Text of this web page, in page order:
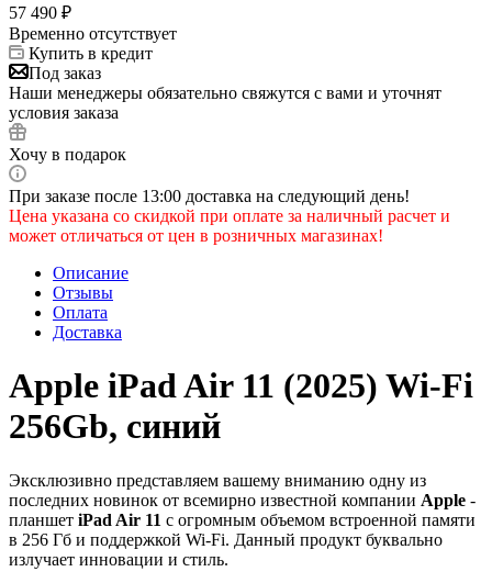
57 490 ₽
Временно отсутствует
Купить в кредит
Под заказ
Наши менеджеры обязательно свяжутся с вами и уточнят
условия заказа
Хочу в подарок
При заказе после 13:00 доставка на следующий день!
Цена указана со скидкой при оплате за наличный расчет и
может отличаться от цен в розничных магазинах!
Описание
Отзывы
Оплата
Доставка
Apple iPad Air 11 (2025) Wi-Fi
256Gb, синий
Эксклюзивно представляем вашему вниманию одну из
последних новинок от всемирно известной компании Apple -
планшет iPad Air 11 с огромным объемом встроенной памяти
в 256 Гб и поддержкой Wi-Fi. Данный продукт буквально
излучает инновации и стиль.